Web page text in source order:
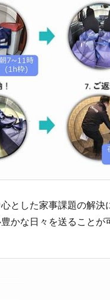
とした家事課題の解
かな日々を送ることが